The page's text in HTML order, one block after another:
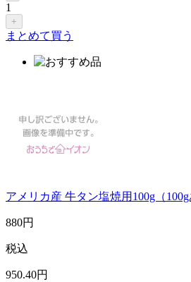
1
+
まとめて買う
アメリカ産 牛タン塩焼用100g（
880円
税込
950.40円